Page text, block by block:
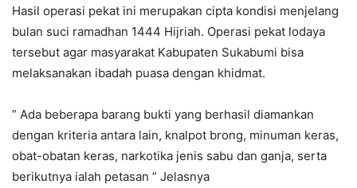
Hasil operasi pekat ini merupakan cipta kondisi menjelang
bulan suci ramadhan 1444 Hijriah. Operasi pekat lodaya
tersebut agar masyarakat Kabupaten Sukabumi bisa
melaksanakan ibadah puasa dengan khidmat.
” Ada beberapa barang bukti yang berhasil diamankan
dengan kriteria antara lain, knalpot brong, minuman keras,
obat-obatan keras, narkotika jenis sabu dan ganja, serta
berikutnya ialah petasan ” Jelasnya